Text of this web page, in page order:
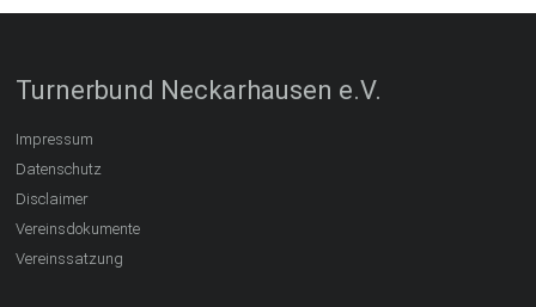
Turnerbund Neckarhausen e.V.
Impressum
Datenschutz
Disclaimer
Vereinsdokumente
Vereinssatzung